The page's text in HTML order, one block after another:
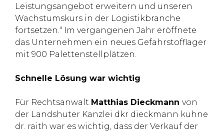
Leistungsangebot erweitern und unseren
Wachstumskurs in der Logistikbranche
fortsetzen.“ Im vergangenen Jahr eröffnete
das Unternehmen ein neues Gefahrstofflager
mit 900 Palettenstellplätzen.
Schnelle Lösung war wichtig
Für Rechtsanwalt Matthias Dieckmann von
der Landshuter Kanzlei dkr dieckmann kuhne
dr. raith war es wichtig, dass der Verkauf der